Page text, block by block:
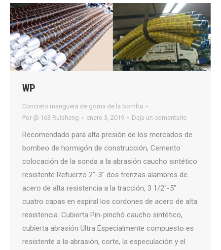
WP
Concreto manguera de goma de la bomba
Por @ 163 Ruisheng enero 3, 2019 Deja un comentario
Recomendado para alta presión de los mercados de
bombeo de hormigón de construcción, Cemento
colocación de la sonda a la abrasión caucho sintético
resistente Refuerzo 2″-3″ dos trenzas alambres de
acero de alta resistencia a la tracción, 3 1/2″-5″
cuatro capas en espiral los cordones de acero de alta
resistencia. Cubierta Pin-pinchó caucho sintético,
cubierta abrasión Ultra Especialmente compuesto es
resistente a la abrasión, corte, la especulación y el